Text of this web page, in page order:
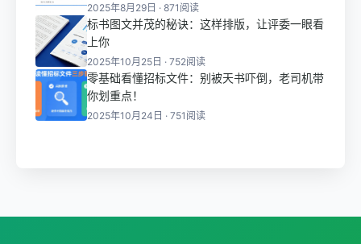
2025年8月29日 · 871阅读
标书图文并茂的秘诀：这样排版，让评委一眼看
上你
2025年10月25日 · 752阅读
零基础看懂招标文件：别被天书吓倒，老司机带
你划重点！
2025年10月24日 · 751阅读